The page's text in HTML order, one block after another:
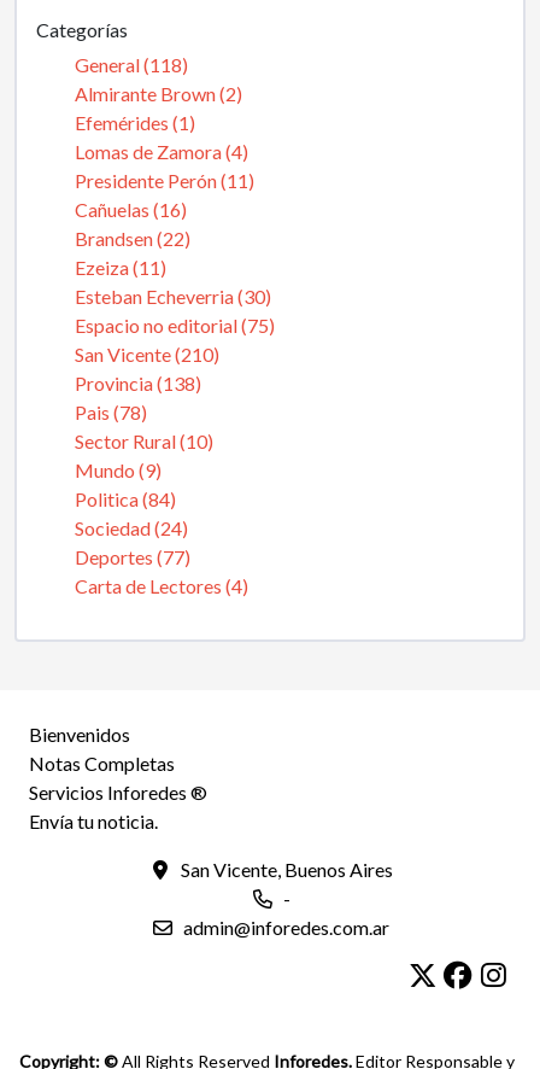
Categorías
General (118)
Almirante Brown (2)
Efemérides (1)
Lomas de Zamora (4)
Presidente Perón (11)
Cañuelas (16)
Brandsen (22)
Ezeiza (11)
Esteban Echeverria (30)
Espacio no editorial (75)
San Vicente (210)
Provincia (138)
Pais (78)
Sector Rural (10)
Mundo (9)
Politica (84)
Sociedad (24)
Deportes (77)
Carta de Lectores (4)
Bienvenidos
Notas Completas
Servicios Inforedes ®
Envía tu noticia.
San Vicente, Buenos Aires
-
admin@inforedes.com.ar
Copyright: ©All Rights Reserved Inforedes.Editor Responsable y